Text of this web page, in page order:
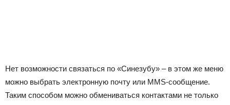
Нет возможности связаться по «Синезубу» – в этом же меню
можно выбрать электронную почту или MMS-сообщение.
Таким способом можно обмениваться контактами не только